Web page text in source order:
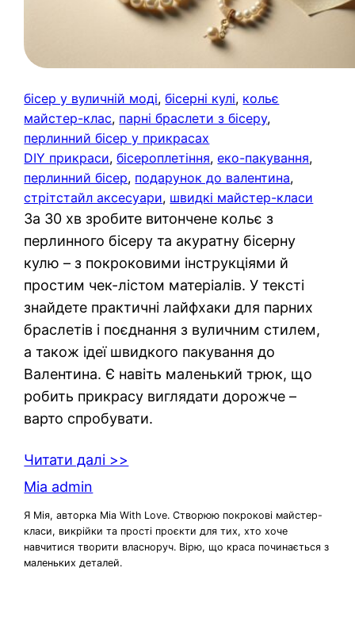
бісер у вуличній моді, бісерні кулі, кольє
майстер-клас, парні браслети з бісеру
перлинний бісер у прикрасах
DIY прикраси, бісероплетіння, еко-пакування
перлинний бісер, подарунок до валентина
стрітстайл аксесуари, швидкі майстер-класи
За 30 хв зробите витончене кольє з
перлинного бісеру та акуратну бісерну
кулю – з покроковими інструкціями й
простим чек-лістом матеріалів. У тексті
знайдете практичні лайфхаки для парних
браслетів і поєднання з вуличним стилем,
а також ідеї швидкого пакування до
Валентина. Є навіть маленький трюк, що
робить прикрасу виглядати дорожче –
варто спробувати.
Читати далі >>
Mia admin
Я Мія, авторка Mia With Love. Створюю покрокові майстер-
класи, викрійки та прості проєкти для тих, хто хоче
навчитися творити власноруч. Вірю, що краса починається з
маленьких деталей.